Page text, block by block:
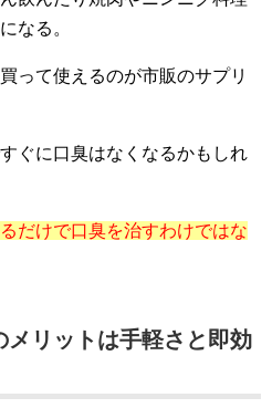
なる。
って使えるのが市販のサプリ
ぐに口臭はなくなるかもしれ
だけで口臭を治すわけではな
リットは手軽さと即効